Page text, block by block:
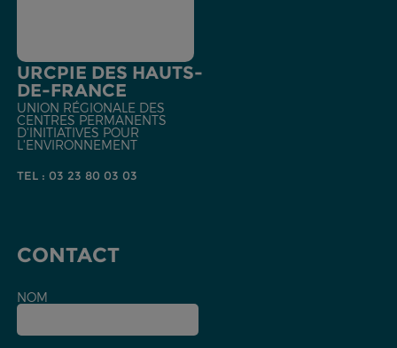
URCPIE DES HAUTS-
DE-FRANCE
UNION RÉGIONALE DES
CENTRES PERMANENTS
D'INITIATIVES POUR
L'ENVIRONNEMENT
TEL : 03 23 80 03 03
CONTACT
NOM